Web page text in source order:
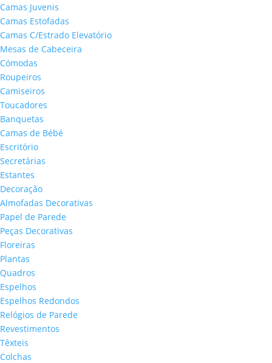
Camas Juvenis
Camas Estofadas
Camas C/Estrado Elevatório
Mesas de Cabeceira
Cómodas
Roupeiros
Camiseiros
Toucadores
Banquetas
Camas de Bébé
Escritório
Secretárias
Estantes
Decoração
Almofadas Decorativas
Papel de Parede
Peças Decorativas
Floreiras
Plantas
Quadros
Espelhos
Espelhos Redondos
Relógios de Parede
Revestimentos
Têxteis
Colchas